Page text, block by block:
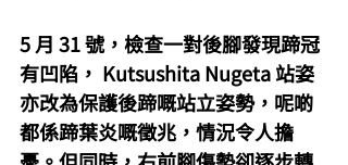
5 月 31 號，檢查一對後腳發現蹄冠
有凹陷， Kutsushita Nugeta 站姿
亦改為保護後蹄嘅站立姿勢，呢啲
都係蹄葉炎嘅徵兆，情況令人擔